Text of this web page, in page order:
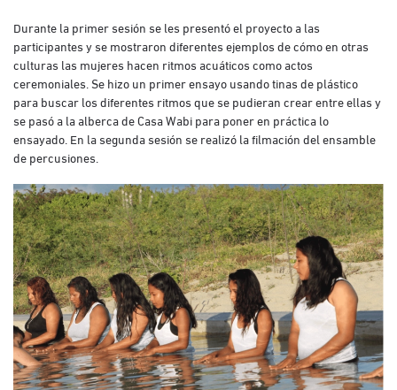
Durante la primer sesión se les presentó el proyecto a las
participantes y se mostraron diferentes ejemplos de cómo en otras
culturas las mujeres hacen ritmos acuáticos como actos
ceremoniales. Se hizo un primer ensayo usando tinas de plástico
para buscar los diferentes ritmos que se pudieran crear entre ellas y
se pasó a la alberca de Casa Wabi para poner en práctica lo
ensayado. En la segunda sesión se realizó la filmación del ensamble
de percusiones.